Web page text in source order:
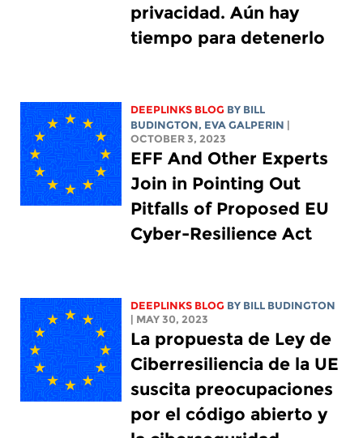
privacidad. Aún hay
tiempo para detenerlo
DEEPLINKS BLOG BY BILL
BUDINGTON, EVA GALPERIN
OCTOBER 3, 2023
EFF And Other Experts
Join in Pointing Out
Pitfalls of Proposed EU
Cyber-Resilience Act
DEEPLINKS BLOG BY BILL BUDINGTON
| MAY 30, 2023
La propuesta de Ley de
Ciberresiliencia de la UE
suscita preocupaciones
por el código abierto y